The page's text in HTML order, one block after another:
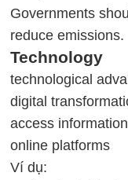
Governments
reduce emissions.
Technology
technological
digital
access information
online platforms
Ví dụ: